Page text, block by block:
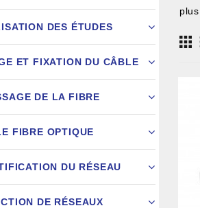
DES ÉTUDES
ET FIXATION DU CÂBLE
DE LA FIBRE
FIBRE OPTIQUE
DU RÉSEAU
DE RÉSEAUX